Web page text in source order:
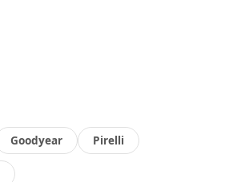
Goodyear Pirelli